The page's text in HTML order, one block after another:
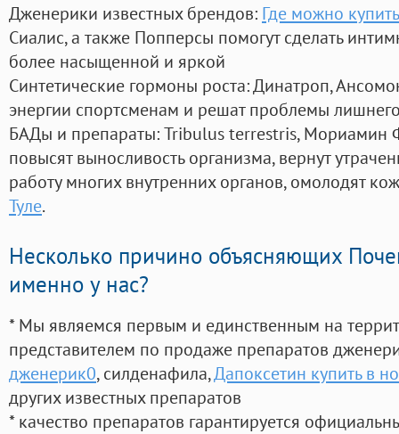
Дженерики известных брендов: Где можно
Сиалис, а также Попперсы помогут сделать
более насыщенной и яркой
Синтетические гормоны роста: Динатроп,
энергии спортсменам и решат проблемы
БАДы и препараты:Tribulus terrestris, Мориамин
повысят выносливость организма, вернут
работу многих внутренних органов, омолодят
Туле.
Несколько причино объясняющих
именно у нас?
* Мы являемся первым и единственным на
представителем по продаже препаратов
дженерик0, силденафила,Дапоксетин купить в
других известных препаратов
* качество препаратов гарантируется